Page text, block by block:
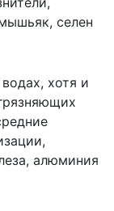
селен
хотя и
алюминия